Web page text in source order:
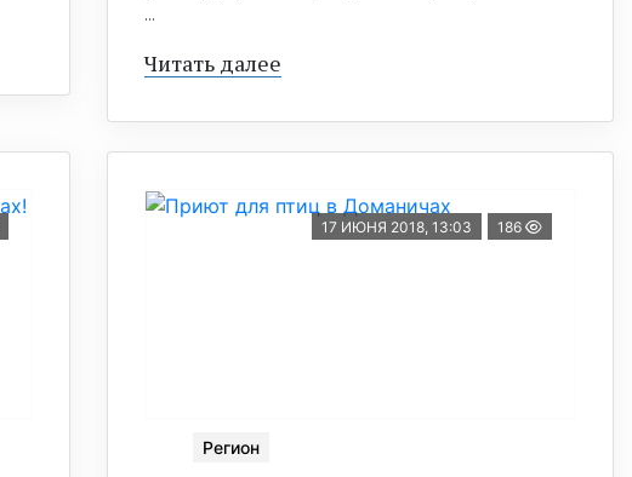
...
Читать далее
17 ИЮНЯ 2018, 13:03 186
Регион